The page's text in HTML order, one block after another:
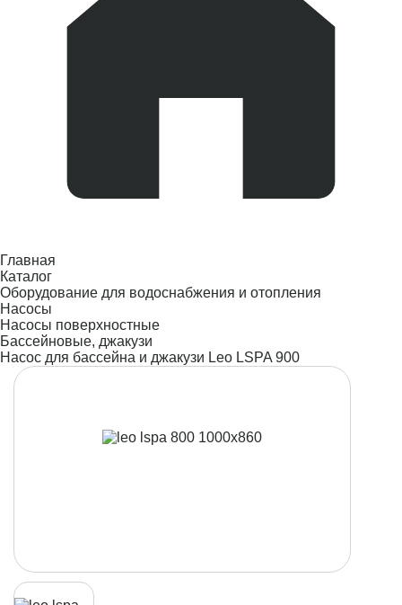
Главная
Каталог
Оборудование для водоснабжения и отопления
Насосы
Насосы поверхностные
Бассейновые, джакузи
Насос для бассейна и джакузи Leo LSPA 900